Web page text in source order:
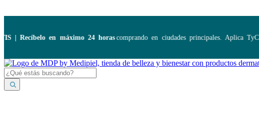
| Recíbelo en máximo 24 horascomprando en ciudades principales. Aplica TyC